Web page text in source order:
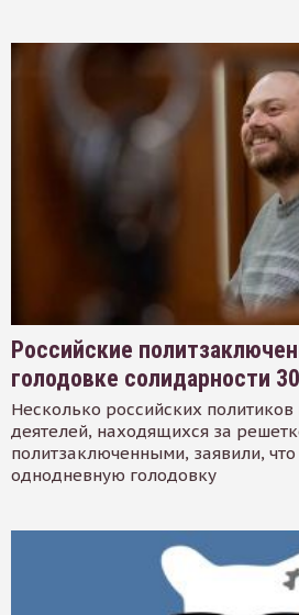
Российские
голодовке солидарности
Несколько российских
деятелей, находящихся за
политзаключенными, заявили,
однодневную голодовку